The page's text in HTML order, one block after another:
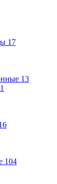
17
13
104